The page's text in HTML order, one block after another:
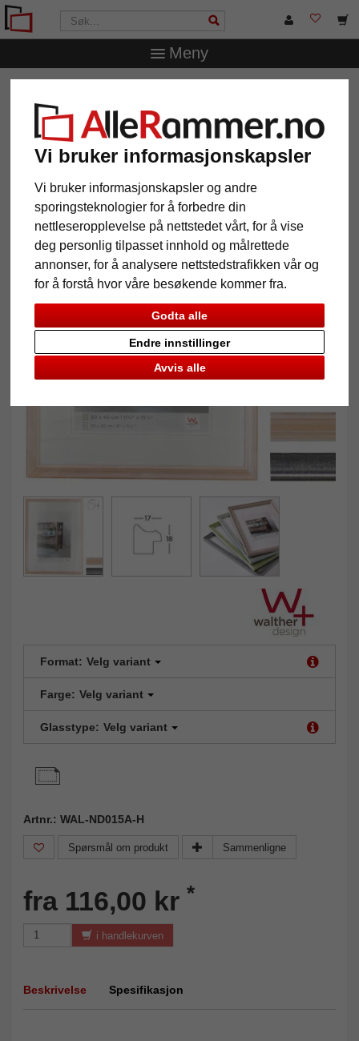
Vi bruker informasjonskapsler
Vi bruker informasjonskapsler og andre
sporingsteknologier for å forbedre din
nettleseropplevelse på nettstedet vårt, for å vise
deg personlig tilpasset innhold og målrettede
annonser, for å analysere nettstedstrafikken vår og
for å forstå hvor våre besøkende kommer fra.
Godta alle
Avvis alle
Endre innstillinger
Meny
Bilderamme av tre Bench
Bilderamme av tre Bench
Tilbake
Format: Velg variant
Farge: Velg variant
Glasstype: Velg variant
Artnr.: WAL-ND015A-H
Spørsmål om produkt Sammenligne
fra 116,00 kr *
i handlekurven
Beskrivelse Spesifikasjon